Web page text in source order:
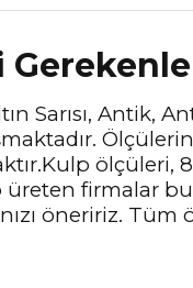
Sarısı, Antik,
firmalar
öneririz. Tüm